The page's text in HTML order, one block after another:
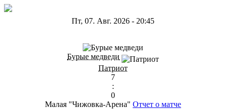
Пт, 07. Авг. 2026 - 20:45
Бурые медведи
Патриот
7
:
0
Малая "Чижовка-Арена" Отчет о матче